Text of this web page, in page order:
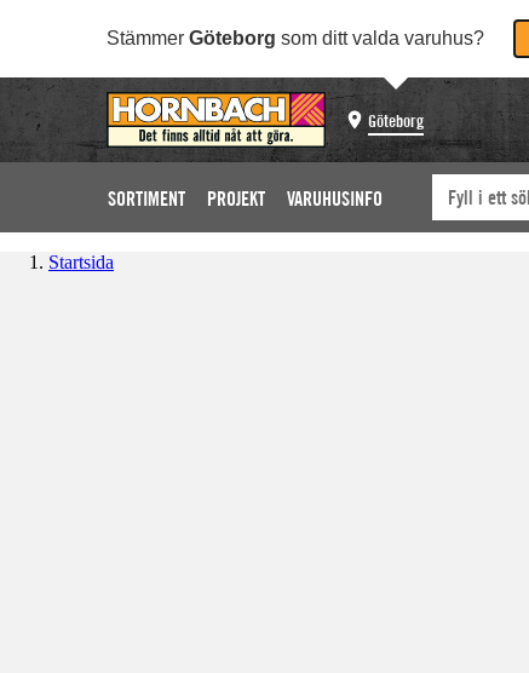
Stämmer Göteborg som ditt valda varuhus?
Göteborg
SORTIMENT PROJEKT VARUHUSINFO
Startsida